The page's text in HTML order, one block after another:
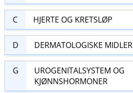
C HJERTE OG KRETSLØP
D DERMATOLOGISKE MIDLER
G
UROGENITALSYSTEM OG
KJØNNSHORMONER